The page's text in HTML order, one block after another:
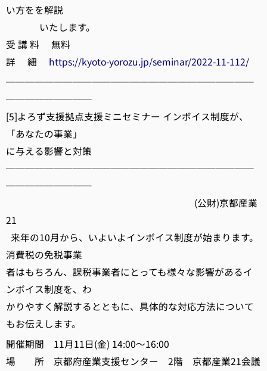
い方をを解説
いたします。
受 講 料 無料
詳 細 https://kyoto-yorozu.jp/seminar/2022-11-112/
──────────────────────────
─────────
[5]よろず支援拠点支援ミニセミナー インボイス制度が、
「あなたの事業」
に与える影響と対策
──────────────────────────
─────────
(公財)京都産業
21
来年の10月から、いよいよインボイス制度が始まります。
消費税の免税事業
者はもちろん、課税事業者にとっても様々な影響があるイ
ンボイス制度を、わ
かりやすく解説するとともに、具体的な対応方法について
もお伝えします。
開催期間 11月11日(金) 14:00～16:00
場 所 京都府産業支援センター 2階 京都産業21会議